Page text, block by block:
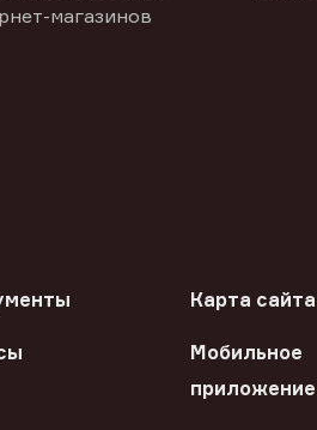
магазинов
Карта сайта
Мобильное
приложение